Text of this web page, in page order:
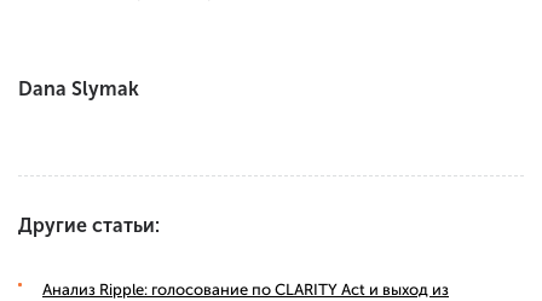
Dana Slymak
Другие статьи:
Анализ Ripple: голосование по CLARITY Act и выход из